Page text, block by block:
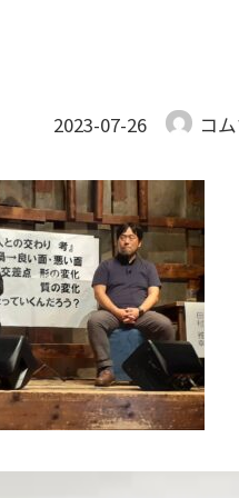
最
新
日
時
:
2023-07-26 コ